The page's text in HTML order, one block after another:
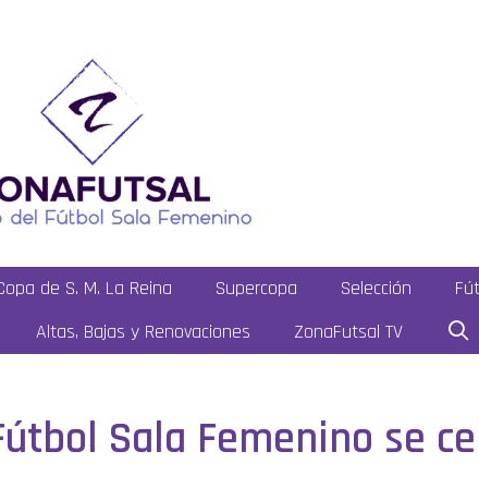
de S. M. La Reina Supercopa Selección
Altas, Bajas y Renovaciones ZonaFutsal TV
Sala Femenino se